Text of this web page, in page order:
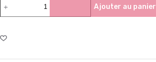
Ajouter au panier